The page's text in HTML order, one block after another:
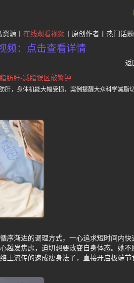
资源 在线观看视频 原创作者 热门话题
频：点击查看详情
返
肪肝-减脂误区敲警钟
肝，身体机能大幅受损，案例提醒大众科学减脂
序渐进的调理方式，一心追求短时间内快
越发焦虑，迫切想要改变自身体态。她不
上流传的速成瘦身法子，直接开启极端节